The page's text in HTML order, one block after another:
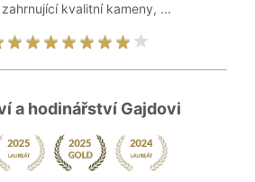
kvalitní kameny, ...
a hodinářství Gajdovi